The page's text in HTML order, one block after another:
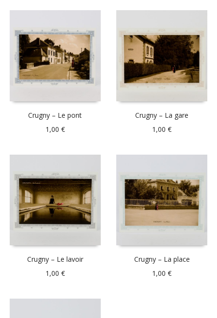
Crugny – Le pont
1,00 €
Crugny – La gare
1,00€
Crugny – Le lavoir
1,00 €
Crugny – La place
1,00€